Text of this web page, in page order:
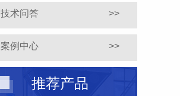
技术问答 >>
案例中心 >>
推荐产品